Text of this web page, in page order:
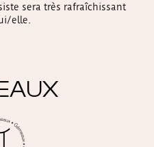
sera très rafraîchissant
elle.